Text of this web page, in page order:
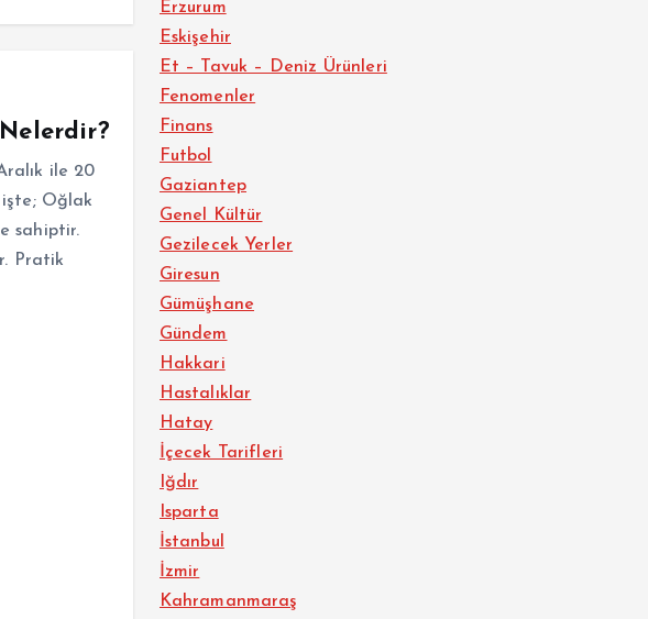
ile 20
Oğlak
sahiptir.
Pratik
Erzurum
Eskişehir
Et – Tavuk – Deniz Ürünleri
Fenomenler
Finans
Futbol
Gaziantep
Genel Kültür
Gezilecek Yerler
Giresun
Gümüşhane
Gündem
Hakkari
Hastalıklar
Hatay
İçecek Tarifleri
Iğdır
Isparta
İstanbul
İzmir
Kahramanmaraş